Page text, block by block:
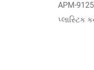
APM-
પ્લાસ્ટિક